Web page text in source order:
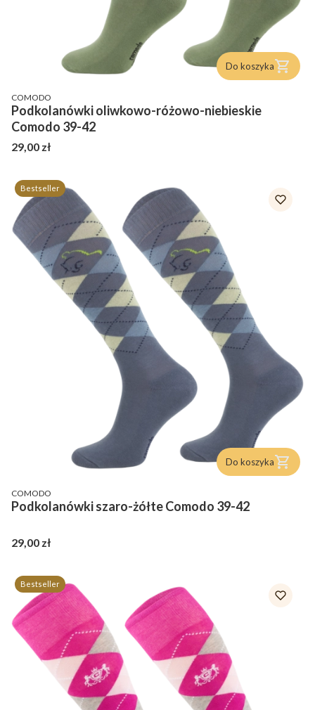
Do koszyka
PRODUCENT
COMODO
Podkolanówki oliwkowo-różowo-niebieskie
Comodo 39-42
Cena
29,00 zł
Bestseller
Do koszyka
PRODUCENT
COMODO
Podkolanówki szaro-żółte Comodo 39-42
Cena
29,00 zł
Bestseller